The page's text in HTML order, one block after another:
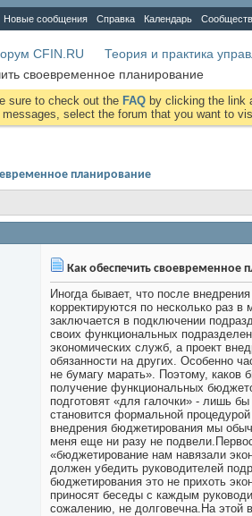
Новые сообщения Справка Календарь
CFIN.RU
Теория и практика
своевременное планирование
sure to check out the FAQ by clicking the link
select the forum that you want to
планирование
Как обеспечить своевременное
Иногда бывает, что после
корректируются по несколько раз
заключается в подключении
своих функциональных
экономических служб, а проект
обязанности на других. Особенно
не бумагу марать». Поэтому, каков
получение функциональных
подготовят «для галочки» - лишь
становится формальной
внедрения бюджетирования мы
меня еще ни разу не
«бюджетирование нам навязали
должен убедить руководителей
бюджетирования это не прихоть
приносят беседы с каждым
сожалению, не долговечна.На этой